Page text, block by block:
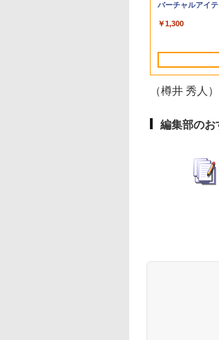
Proチップ搭載13
AIとApple
設計、Liquid
ユニファイドメモ
リ、256GB SSD
レージ、1080p
- インディゴ
￥113,748
バーチャルアイテ
ンゲームコード】
インコード版
￥1,300
チディスプレイ
（樽井 秀人）
編集部のお